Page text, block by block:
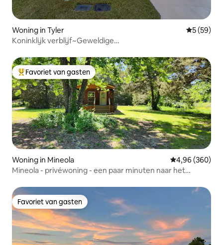
Woning in Tyler
5 (59)
Koninklijk verblijf~Geweldige
Topfavoriet van gasten
Favoriet van gasten
Woning in Mineola Gemiddelde
4,96 (360)
Mineola - privéwoning - een paar minuten naar het
Favoriet van gasten
Favoriet van gasten